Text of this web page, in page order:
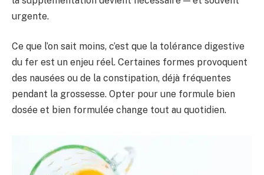
urgente.
Ce que l’on sait moins, c’est que la tolérance digestive
du fer est un enjeu réel. Certaines formes provoquent
des nausées ou de la constipation, déjà fréquentes
pendant la grossesse. Opter pour une formule bien
dosée et bien formulée change tout au quotidien.